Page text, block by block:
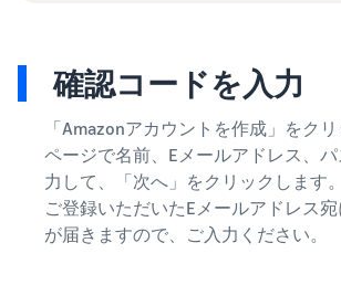
確認コードを入力
「Amazonアカウントを作成」をク
ページで名前、Eメールアドレス、
力して、「次へ」をクリックします。
ご登録いただいたEメールアドレス
が届きますので、ご入力ください。